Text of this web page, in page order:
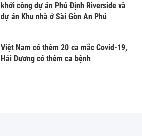
khởi công dự án Phú Định Riverside và
dự án Khu nhà ở Sài Gòn An Phú
Việt Nam có thêm 20 ca mắc Covid-19,
Hải Dương có thêm ca bệnh